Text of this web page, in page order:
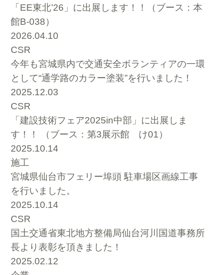
「EE東北’26」に出展します！！（ブース：本
館B-038）
2026.04.10
CSR
今年も宮城県内で交通安全ボランティアの一環
として“通学路のカラー塗装”を行いました！
2025.12.03
CSR
「建設技術フェア2025in中部」に出展しま
す！！ （ブース：第3展示館 け01）
2025.10.14
施工
宮城県仙台市フェリー埠頭 駐車場区画線工事
を行いました。
2025.10.14
CSR
国土交通省東北地方整備局仙台河川国道事務所
長より表彰を頂きました！
2025.02.12